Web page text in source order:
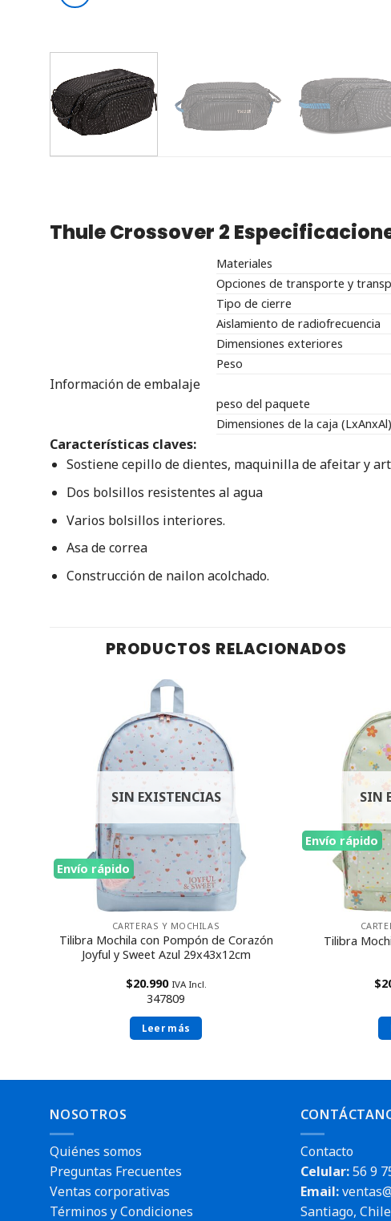
Thule Crossover 2
Materiales
Opciones de transporte y
Tipo de cierre
Aislamiento de radiofrecuencia
Dimensiones exteriores
Peso
Información de embalaje
peso del paquete
Dimensiones de la caja (LxAnxAl)
Características claves:
Sostiene cepillo de dientes, maquinilla de afeitar y
Dos bolsillos resistentes al agua
Varios bolsillos interiores.
Asa de correa
Construcción de nailon acolchado.
PRODUCTOS RELACIONADOS
Envío rápido
SIN EXISTENCIAS
CARTERAS Y MOCHILAS
Tilibra Mochila con Pompón de Corazón
Joyful y Sweet Azul 29x43x12cm
$20.990 IVA Incl.
347809
Leer más
Envío rápido
SIN
Tilibra
$
NOSOTROS
Quiénes somos
Preguntas Frecuentes
Ventas corporativas
Términos y Condiciones
Contacto
Celular:56 9
Email:
Santiago,